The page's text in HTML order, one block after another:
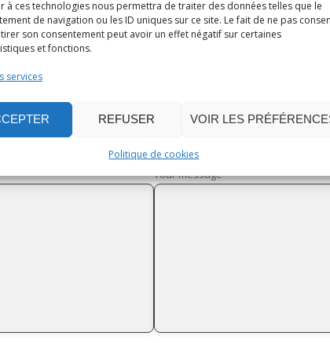
à ces technologies nous permettra de traiter des données telles que le
de navigation ou les ID uniques sur ce site. Le fait de ne pas
son consentement peut avoir un effet négatif sur certaines
et fonctions.
services
REFUSER VOIR LES
Politique de cookies
Your Email address
Your message